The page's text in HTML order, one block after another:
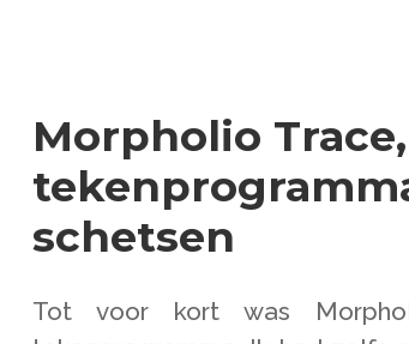
Morpholio
schetsen
Tot voor kort was